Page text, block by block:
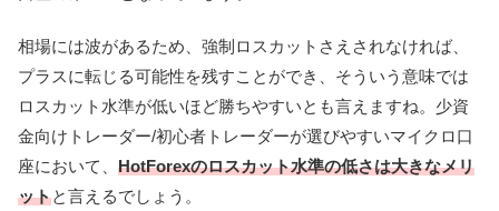
相場には波があるため、強制ロスカットさえされなければ、
プラスに転じる可能性を残すことができ、そういう意味では
ロスカット水準が低いほど勝ちやすいとも言えますね。少資
金向けトレーダー/初心者トレーダーが選びやすいマイクロ口
座において、 HotForexのロスカット水準の低さは大きなメリ
ットと言えるでしょう。